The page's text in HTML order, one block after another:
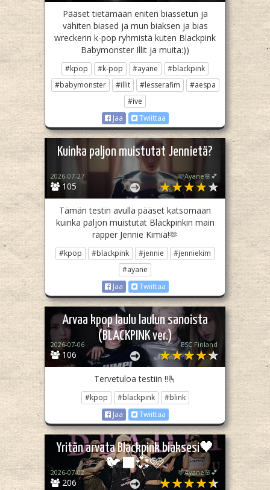
Pääset tietämään eniten biassetun ja
vähiten biased ja mun biaksen ja bias
wreckerin k-pop ryhmistä kuten Blackpink
Babymonster Illit ja muita:))
#kpop #k-pop #ayane
#blackpink
#babymonster
#illit #lesserafim
#aespa
#ive
Jaa
Twiittaa
Kuinka paljon muistutat Jennietä?
105
2026-07-27 🩷Ayane🌸💕
Tämän testin avulla pääset katsomaan
kuinka paljon muistutat Blackpinkin main
rapper Jennie Kimiä!🫶
#kpop #blackpink #jennie
#jenniekim
#ayane
Jaa
Twiittaa
Arvaa kpop laulu laulun sanoista
(BLACKPINK ver.)
106
2026-07-06 ESC Finland
Tervetuloa testiin !!🫰
#kpop #blackpink
#blink
Jaa
Twiittaa
Yritän arvata Blackpink biaksesi🖤
🐦‍⬛💞🩷
206
2026-07-02 🩷Ayane🌸💕